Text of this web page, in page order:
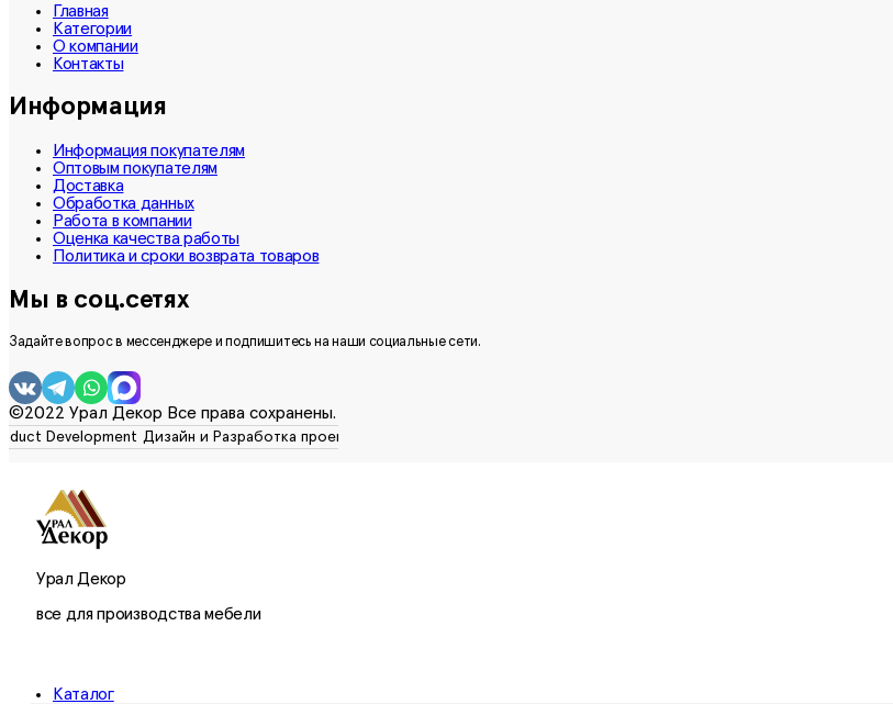
Главная
Категории
О компании
Контакты
Информация
Информация покупателям
Оптовым покупателям
Доставка
Обработка данных
Работа в компании
Оценка качества работы
Политика и сроки возврата товаров
Мы в соц.сетях
Задайте вопрос в мессенджере и подпишитесь на наши социальные сети.
©2022 Урал Декор Все права сохранены.
Урал Декор
все для производства мебели
Каталог